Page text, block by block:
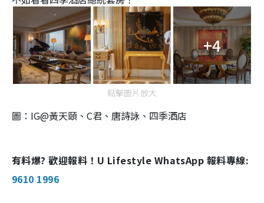
+4
點擊圖片放大
圖：IG@黃天頤、C君、唐詩詠、四季酒店
有料爆? 歡迎報料！U Lifestyle WhatsApp 報料專線:
9610 1996